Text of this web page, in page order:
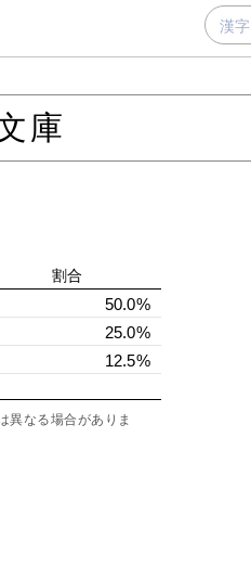
庫
割合
50.0%
25.0%
12.5%
異なる場合がありま